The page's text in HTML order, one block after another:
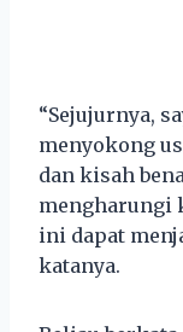
“Sejujurnya,
menyokong
dan kisah
mengharungi
ini dapat
katanya.